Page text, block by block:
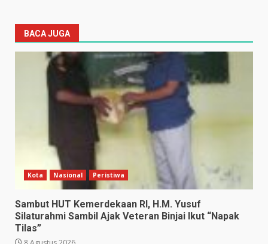
BACA JUGA
Kota Nasional Peristiwa
Sambut HUT Kemerdekaan RI, H.M. Yusuf
Silaturahmi Sambil Ajak Veteran Binjai Ikut “Napak
Tilas”